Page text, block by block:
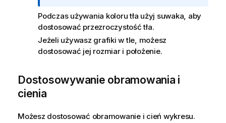
Podczas używania koloru tła użyj suwaka, aby
dostosować przezroczystość tła.
Jeżeli używasz grafiki w tle, możesz
dostosować jej rozmiar i położenie.
Dostosowywanie obramowania i
cienia
Możesz dostosować obramowanie i cień wykresu.